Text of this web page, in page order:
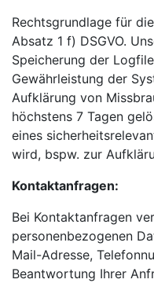
Rechtsgrundlage für
Absatz 1 f) DSGVO.
Speicherung der
Gewährleistung der
Aufklärung von
höchstens 7 Tagen
eines
wird, bspw. zur
Kontaktanfragen:
Bei Kontaktanfragen
personenbezogenen
Mail-Adresse,
Beantwortung Ihrer